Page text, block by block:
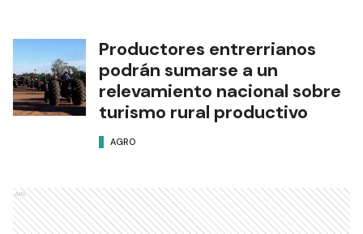
Productores entrerrianos
podrán sumarse a un
relevamiento nacional sobre
turismo rural productivo
AGRO
Ads